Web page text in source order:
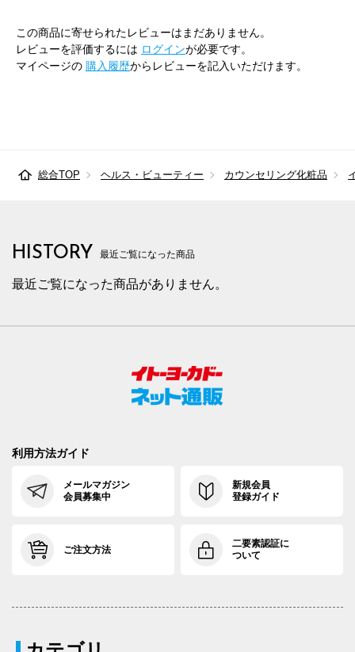
この商品に寄せられたレビューはまだありません。
レビューを評価するには ログインが必要です。
マイページの 購入履歴からレビューを記入いただけます。
総合TOP ヘルス・ビューティー カウンセリング化粧品
HISTORY 最近ご覧になった商品
最近ご覧になった商品がありません。
利用方法ガイド
メールマガジン
会員募集中
新規会員
登録ガイド
ご注文方法
二要素認証に
ついて